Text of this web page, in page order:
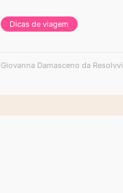
Dicas de viagem
Giovanna Damasceno da Resolvvi